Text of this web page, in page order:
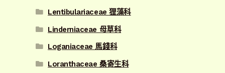
Lentibulariaceae 狸藻科
Linderniaceae 母草科
Loganiaceae 馬錢科
Loranthaceae 桑寄生科